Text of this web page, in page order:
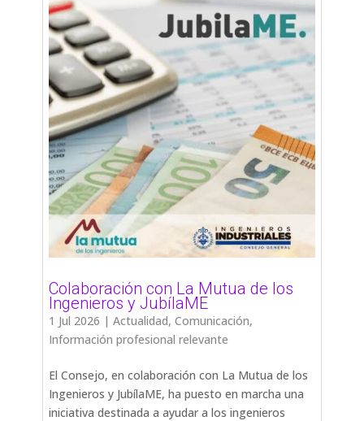
Colaboración con La Mutua de los
Ingenieros y JubílaME
1 Jul 2026 |Actualidad,Comunicación,
Información profesional relevante
El Consejo, en colaboración con La Mutua de los
Ingenieros y JubílaME, ha puesto en marcha una
iniciativa destinada a ayudar a los ingenieros